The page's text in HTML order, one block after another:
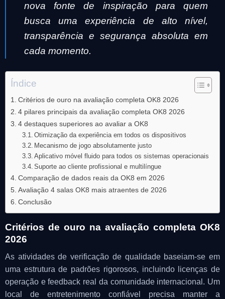
nova fonte de inspiração para quem
busca uma experiência de alto nível,
transparência e segurança absoluta em
cada momento.
Índice
Critérios de ouro na avaliação completa OK8 2026
4 pilares principais da avaliação completa OK8 2026
4 destaques superiores ao avaliar a OK8
Otimização da experiência em todos os dispositivos
Mecanismo de jogo absolutamente justo
Aplicativo móvel fluido para todos os sistemas operacionais
Suporte ao cliente profissional e multilíngue
Comparação de dados reais da OK8 em 2026
Avaliação 4 salas OK8 mais atraentes de 2026
Conclusão
Critérios de ouro na avaliação completa OK8
2026
As atividades de verificação de qualidade baseiam-se em
uma estrutura de padrões rigorosos, incluindo licenças de
operação e feedback real da comunidade internacional. Um
local de entretenimento confiável precisa manter a